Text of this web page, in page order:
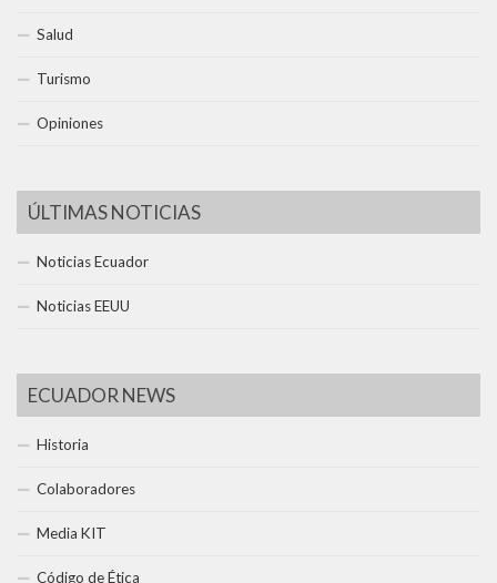
Salud
Turismo
Opiniones
ÚLTIMAS NOTICIAS
Noticias Ecuador
Noticias EEUU
ECUADOR NEWS
Historia
Colaboradores
Media KIT
Código de Ética